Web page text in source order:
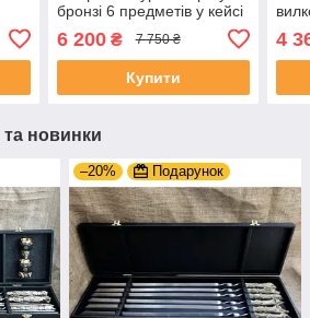
бронзі 6 предметів у кейсі
6 200₴ 7 750 ₴
Купити
4
та новинки
–20% Подарунок